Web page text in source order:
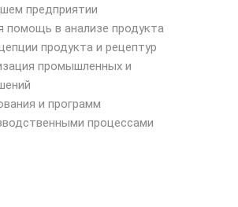
предприятии
помощь в анализе продукта
продукта и рецептур
промышленных и
и программ
процессами